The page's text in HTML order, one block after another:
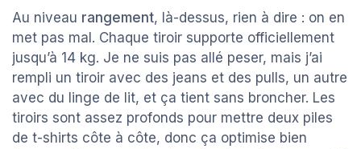
Au niveau rangement, là-dessus, rien à dire : on en
met pas mal. Chaque tiroir supporte officiellement
jusqu’à 14 kg. Je ne suis pas allé peser, mais j’ai
rempli un tiroir avec des jeans et des pulls, un autre
avec du linge de lit, et ça tient sans broncher. Les
tiroirs sont assez profonds pour mettre deux piles
de t-shirts côte à côte, donc ça optimise bien